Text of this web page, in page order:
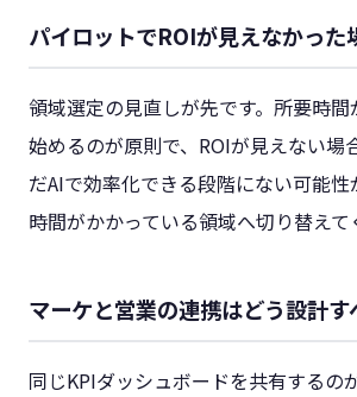
パイロットでROIが見えなかった
領域選定の見直しが先です。所要時
始めるのが原則で、ROIが見えない場
だAIで効率化できる段階にない可能性
時間がかかっている領域へ切り替えて
マーケと営業の連携はどう設計す
同じKPIダッシュボードを共有するの